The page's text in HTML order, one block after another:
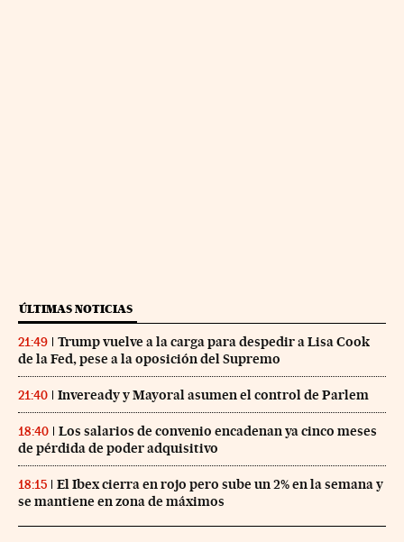
ÚLTIMAS NOTICIAS
21:49
Trump vuelve a la carga para despedir a Lisa Cook
de la Fed, pese a la oposición del Supremo
21:40 Inveready y Mayoral asumen el control de Parlem
18:40
Los salarios de convenio encadenan ya cinco meses
de pérdida de poder adquisitivo
18:15
El Ibex cierra en rojo pero sube un 2% en la semana y
se mantiene en zona de máximos